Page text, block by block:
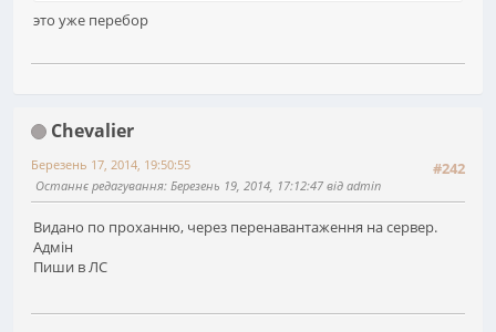
это уже перебор
Chevalier
#242
Березень 17, 2014, 19:50:55
Останнє редагування: Березень 19, 2014, 17:12:47 від admin
Видано по проханню, через перенавантаження на сервер.
Адмін
Пиши в ЛС